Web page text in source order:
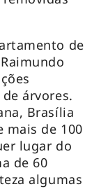
de
árvores.
Brasília
mais de 100
lugar do
de 60
algumas